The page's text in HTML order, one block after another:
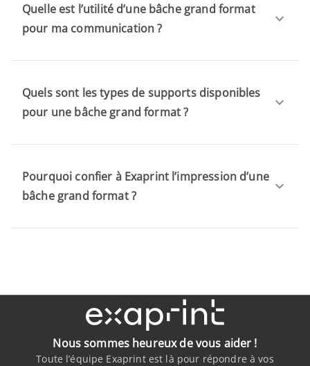
Quelle est l’utilité d’une bâche grand format
pour ma communication ?
Quels sont les types de supports disponibles
pour une bâche grand format ?
Pourquoi confier à Exaprint l’impression d’une
bâche grand format ?
Nous sommes heureux de vous aider !
Toute l’équipe Exaprint est là pour répondre à vos